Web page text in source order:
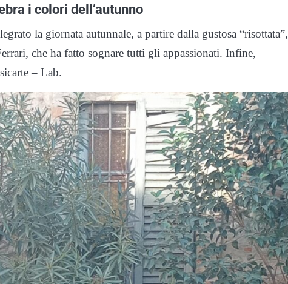
i colori dell’autunno
la giornata autunnale, a partire dalla gustosa “risottata”,
che ha fatto sognare tutti gli appassionati. Infine,
– Lab.